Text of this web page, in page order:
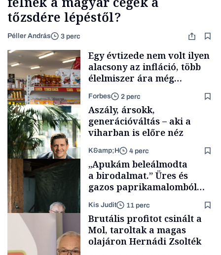
tőzsdére lépéstől?
Péller András 3 perc
Makro
Egy évtizede nem volt ilyen
alacsony az infláció, több
élelmiszer ára még
rohamosan csökken is
Forbes 2 perc
TÁMOGATÓI
TARTALOM
Aszály, ársokk,
generációváltás – aki a
viharban is előre néz
K&amp;H 4 perc
„Apukám beleálmodta
a birodalmat.” Üres és
gazos paprikamalomból
lett az igazi családi
fűszersztori
Kis Judit 11 perc
Brutális profitot csinált a
Mol, taroltak a magas
olajáron Hernádi Zsolték